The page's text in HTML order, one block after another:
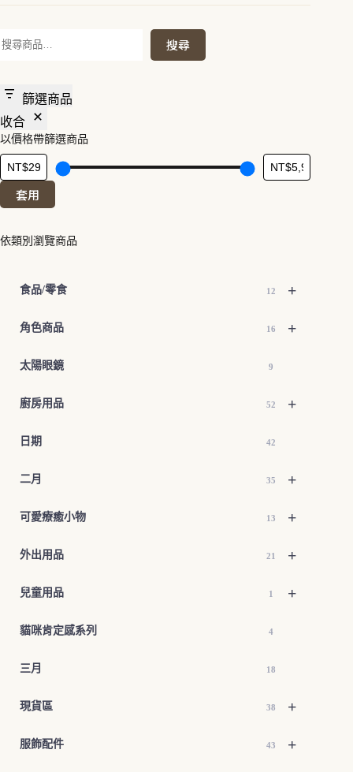
搜
搜尋
篩選商品
收合
以價格帶篩選商品
套用
依類別瀏覽商品
+
食品/零食 12
+
角色商品 16
太陽眼鏡 9
+
廚房用品 52
日期 42
+
二月 35
+
可愛療癒小物 13
+
外出用品 21
+
兒童用品 1
貓咪肯定感系列 4
三月 18
+
現貨區 38
+
服飾配件 43